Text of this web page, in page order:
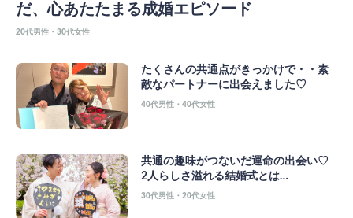
だ、心あたたまる成婚エピソード
20代男性・30代女性
たくさんの共通点がきっかけで・・素
敵なパートナーに出会えました♡
40代男性・40代女性
共通の趣味がつないだ運命の出会い♡
2人らしさ溢れる結婚式とは…
30代男性・20代女性